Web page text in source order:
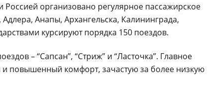
организовано регулярное пассажирское
Анапы, Архангельска, Калининграда,
курсируют порядка 150 поездов.
– “Сапсан”, “Стриж” и “Ласточка”. Главное
и повышенный комфорт, зачастую за более низкую